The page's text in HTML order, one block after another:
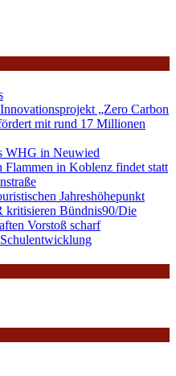
„Zero Carbon
mit rund 17 Millionen
WHG in Neuwied
in Koblenz findet statt
Jahreshöhepunkt
Bündnis90/Die
Vorstoß scharf